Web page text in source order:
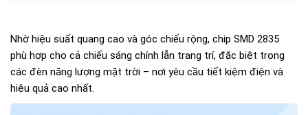
Nhờ hiệu suất quang cao và góc chiếu rộng, chip SMD 2835
phù hợp cho cả chiếu sáng chính lẫn trang trí, đặc biệt trong
các đèn năng lượng mặt trời – nơi yêu cầu tiết kiệm điện và
hiệu quả cao nhất.